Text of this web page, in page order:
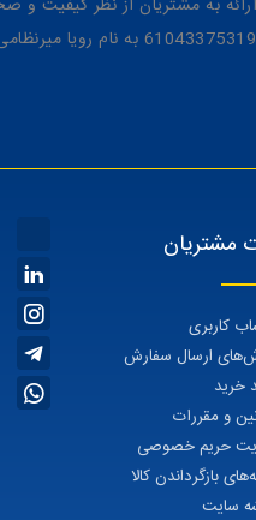
به مشتریان از نظر کیفیت و
مشتریان
کاربری
ارسال سفارش
خرید
و مقررات
حریم خصوصی
بازگرداندن کالا
سایت